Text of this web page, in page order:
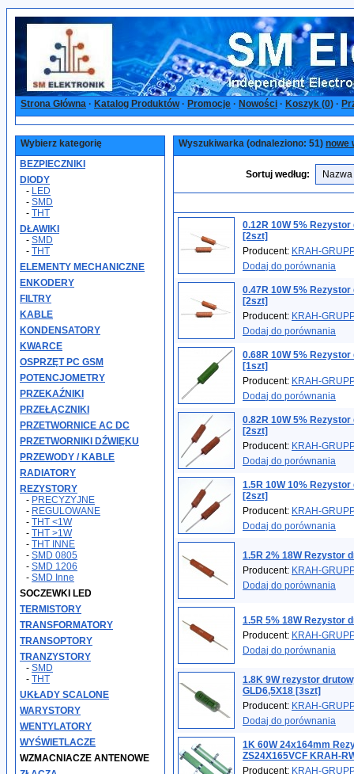
Strona Główna · Katalog Produktów· Promocje · Nowości · Koszyk (0) ·
Wybierz kategorię
BEZPIECZNIKI
DIODY
- LED
- SMD
- THT
DŁAWIKI
- SMD
- THT
ELEMENTY MECHANICZNE
ENKODERY
FILTRY
KABLE
KONDENSATORY
KWARCE
OSPRZĘT PC GSM
POTENCJOMETRY
PRZEKAŹNIKI
PRZEŁĄCZNIKI
PRZETWORNICE AC DC
PRZETWORNIKI DŹWIĘKU
PRZEWODY / KABLE
RADIATORY
REZYSTORY
- PRECYZYJNE
- REGULOWANE
- THT <1W
- THT >1W
- THT INNE
- SMD 0805
- SMD 1206
- SMD Inne
SOCZEWKI LED
TERMISTORY
TRANSFORMATORY
TRANSOPTORY
TRANZYSTORY
- SMD
- THT
UKŁADY SCALONE
WARYSTORY
WENTYLATORY
WYŚWIETLACZE
WZMACNIACZE ANTENOWE
Wyszukiwarka (odnaleziono: 51) nowe
Sortuj według:
0.12R 10W 5%
[2szt]
Producent: KRAH-
Dodaj do porównania
0.47R 10W 5%
[2szt]
Producent: KRAH-
Dodaj do porównania
0.68R 10W 5%
[1szt]
Producent: KRAH-
Dodaj do porównania
0.82R 10W 5%
[2szt]
Producent: KRAH-
Dodaj do porównania
1.5R 10W 10%
[2szt]
Producent: KRAH-
Dodaj do porównania
1.5R 2% 18W Rezystor
Producent: KRAH-
Dodaj do porównania
1.5R 5% 18W Rezystor
Producent: KRAH-
Dodaj do porównania
1.8K 9W rezystor
GLD6,5X18 [3szt]
Producent: KRAH-
Dodaj do porównania
1K 60W 24x164mm
ZS24X165VCF KRAH-
Producent: KRAH-